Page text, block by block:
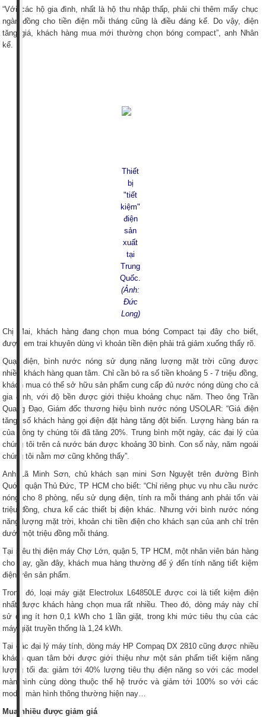
“Với các hộ gia đình, nhất là hộ thu nhập thấp, phải chi thêm mấy chục
ngàn đồng cho tiền điện mỗi tháng cũng là điều đáng kể. Do vậy, điện
tăng giá, khách hàng mua mới thường chọn bóng compact”, anh Nhân
kể.
Thiết
bị
"tiết
kiệm"
điện
sản
xuất
tại
Trung
Quốc.
(Ảnh:
Đức
Long)
Chị Mai, khách hàng đang chọn mua bóng Compact tại đây cho biết,
được em trai khuyên dùng vì khoản tiền điện phải trả giảm xuống thấy rõ.
Quạt điện, bình nước nóng sử dụng năng lượng mặt trời cũng được
nhiều khách hàng quan tâm. Chỉ cần bỏ ra số tiền khoảng 5 - 7 triệu đồng,
khách mua có thể sở hữu sản phẩm cung cấp đủ nước nóng dùng cho cả
gia đình, với độ bền được giới thiệu khoảng chục năm. Theo ông Trần
Quang Đạo, Giám đốc thương hiệu bình nước nóng USOLAR: “Giá điện
tăng, số khách hàng gọi điện đặt hàng tăng đột biến. Lượng hàng bán ra
của công ty chúng tôi đã tăng 20%. Trung bình một ngày, các đại lý của
chúng tôi trên cả nước bán được khoảng 30 bình. Con số này, năm ngoái
chúng tôi nằm mơ cũng không thấy”.
Anh Lã Minh Sơn, chủ khách sạn mini Sơn Nguyệt trên đường Bình
Quới, quận Thủ Đức, TP HCM cho biết: “Chỉ riêng phục vụ nhu cầu nước
nóng cho 8 phòng, nếu sử dụng điện, tính ra mỗi tháng anh phải tốn vài
triệu đồng, chưa kể các thiết bị điện khác. Nhưng với bình nước nóng
năng lượng mặt trời, khoản chi tiền điện cho khách sạn của anh chỉ trên
dưới một triệu đồng mỗi tháng.
Tại siêu thị điện máy Chợ Lớn, quận 5, TP HCM, một nhân viên bán hàng
cho hay, gần đây, khách mua hàng thường để ý đến tính năng tiết kiệm
điện trên sản phẩm.
Trong đó, loại máy giặt Electrolux L64850LE được coi là tiết kiệm điện
nhất được khách hàng chọn mua rất nhiều. Theo đó, dòng máy này chỉ
sử dụng ít hơn 0,1 kWh cho 1 lần giặt, trong khi mức tiêu thụ của các
máy giặt truyền thống là 1,24 kWh.
Tại các đại lý máy tính, dòng máy HP Compaq DX 2810 cũng được nhiều
khách quan tâm bởi được giới thiệu như một sản phẩm tiết kiệm năng
lượng tối đa: giảm tới 40% lượng tiêu thụ điện năng so với các model
màn hình cùng dòng thuộc thế hệ trước và giảm tới 100% so với các
model màn hình thông thường hiện nay…
Mua nhiều được giảm giá